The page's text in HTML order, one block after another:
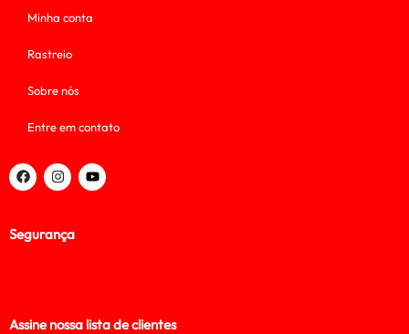
Minha conta
Rastreio
Sobre nós
Entre em contato
Segurança
Assine nossa lista de clientes